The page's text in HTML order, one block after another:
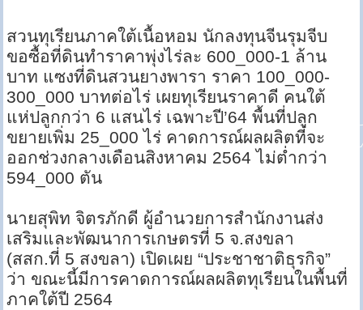
สวนทุเรียนภาคใต้เนื้อหอม นักลงทุนจีนรุมจีบ
ขอซื้อที่ดินทำราคาพุ่งไร่ละ 600_000-1 ล้าน
บาท แซงที่ดินสวนยางพารา ราคา 100_000-
300_000 บาทต่อไร่ เผยทุเรียนราคาดี คนใต้
แห่ปลูกกว่า 6 แสนไร่ เฉพาะปี’64 พื้นที่ปลูก
ขยายเพิ่ม 25_000 ไร่ คาดการณ์ผลผลิตที่จะ
ออกช่วงกลางเดือนสิงหาคม 2564 ไม่ต่ำกว่า
594_000 ตัน
นายสุพิท จิตรภักดี ผู้อำนวยการสำนักงานส่ง
เสริมและพัฒนาการเกษตรที่ 5 จ.สงขลา
(สสก.ที่ 5 สงขลา) เปิดเผย “ประชาชาติธุรกิจ”
ว่า ขณะนี้มีการคาดการณ์ผลผลิตทุเรียนในพื้นที่
ภาคใต้ปี 2564